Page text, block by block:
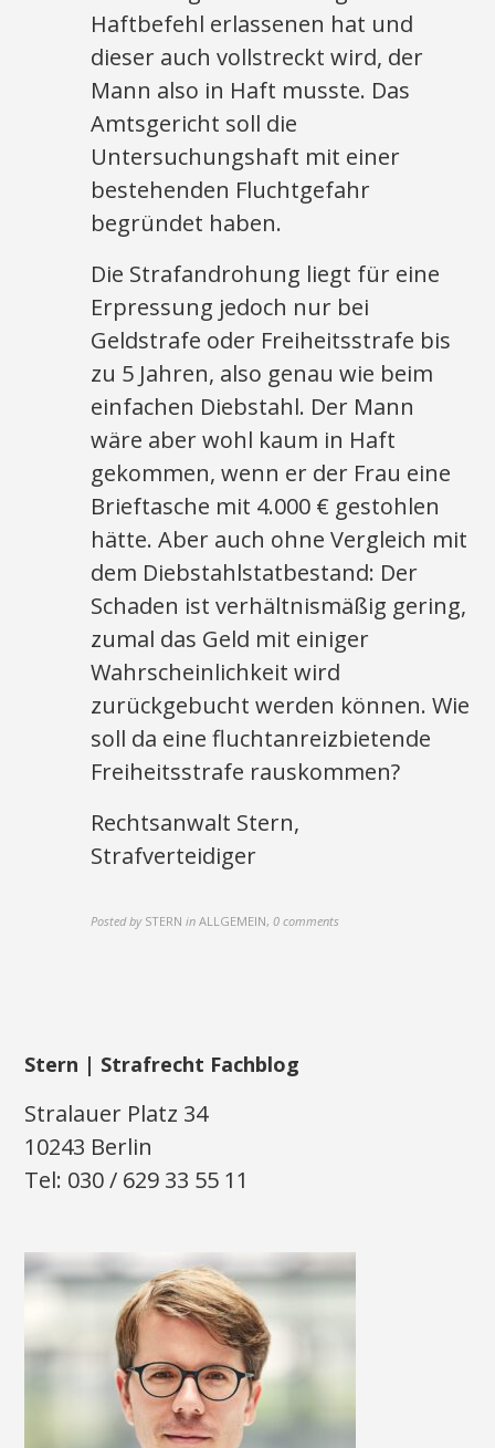
Haftbefehl erlassenen hat und
dieser auch vollstreckt wird, der
Mann also in Haft musste. Das
Amtsgericht soll die
Untersuchungshaft mit einer
bestehenden Fluchtgefahr
begründet haben.
Die Strafandrohung liegt für eine
Erpressung jedoch nur bei
Geldstrafe oder Freiheitsstrafe bis
zu 5 Jahren, also genau wie beim
einfachen Diebstahl. Der Mann
wäre aber wohl kaum in Haft
gekommen, wenn er der Frau eine
Brieftasche mit 4.000 € gestohlen
hätte. Aber auch ohne Vergleich mit
dem Diebstahlstatbestand: Der
Schaden ist verhältnismäßig gering,
zumal das Geld mit einiger
Wahrscheinlichkeit wird
zurückgebucht werden können. Wie
soll da eine fluchtanreizbietende
Freiheitsstrafe rauskommen?
Rechtsanwalt Stern,
Strafverteidiger
Posted by STERN in ALLGEMEIN,0 comments
Stern | Strafrecht Fachblog
Stralauer Platz 34
10243 Berlin
Tel: 030 / 629 33 55 11